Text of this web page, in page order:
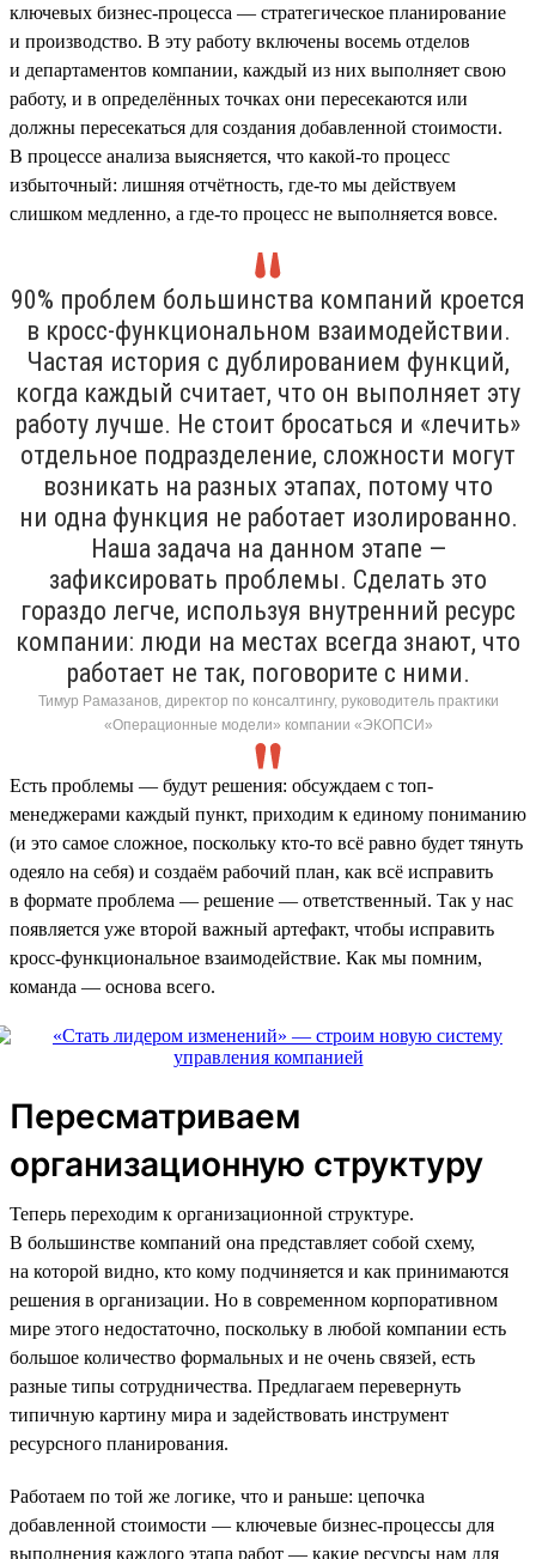
ключевых бизнес-процесса — стратегическое планирование
и производство. В эту работу включены восемь отделов
и департаментов компании, каждый из них выполняет свою
работу, и в определённых точках они пересекаются или
должны пересекаться для создания добавленной стоимости.
В процессе анализа выясняется, что какой-то процесс
избыточный: лишняя отчётность, где-то мы действуем
слишком медленно, а где-то процесс не выполняется вовсе.
90% проблем большинства компаний кроется
в кросс-функциональном взаимодействии.
Частая история с дублированием функций,
когда каждый считает, что он выполняет эту
работу лучше. Не стоит бросаться и «лечить»
отдельное подразделение, сложности могут
возникать на разных этапах, потому что
ни одна функция не работает изолированно.
Наша задача на данном этапе —
зафиксировать проблемы. Сделать это
гораздо легче, используя внутренний ресурс
компании: люди на местах всегда знают, что
работает не так, поговорите с ними.
Тимур Рамазанов, директор по консалтингу, руководитель практики
«Операционные модели» компании «ЭКОПСИ»
Есть проблемы — будут решения: обсуждаем с топ-
менеджерами каждый пункт, приходим к единому пониманию
(и это самое сложное, поскольку кто-то всё равно будет тянуть
одеяло на себя) и создаём рабочий план, как всё исправить
в формате проблема — решение — ответственный. Так у нас
появляется уже второй важный артефакт, чтобы исправить
кросс-функциональное взаимодействие. Как мы помним,
команда — основа всего.
Пересматриваем
организационную структуру
Теперь переходим к организационной структуре.
В большинстве компаний она представляет собой схему,
на которой видно, кто кому подчиняется и как принимаются
решения в организации. Но в современном корпоративном
мире этого недостаточно, поскольку в любой компании есть
большое количество формальных и не очень связей, есть
разные типы сотрудничества. Предлагаем перевернуть
типичную картину мира и задействовать инструмент
ресурсного планирования.
Работаем по той же логике, что и раньше: цепочка
добавленной стоимости — ключевые бизнес-процессы для
выполнения каждого этапа работ — какие ресурсы нам для